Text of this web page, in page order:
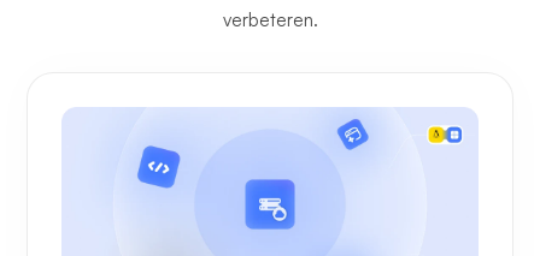
verbeteren.